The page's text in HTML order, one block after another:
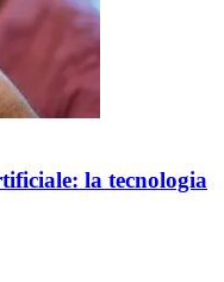
la tecnologia